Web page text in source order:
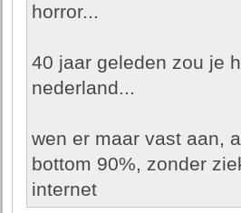
horror...
40 jaar geleden zou je
nederland...
wen er maar vast aan,
bottom 90%, zonder
internet